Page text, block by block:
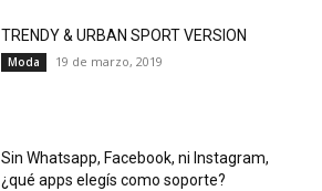
TRENDY & URBAN SPORT VERSION
Moda 19 de marzo, 2019
Sin Whatsapp, Facebook, ni Instagram,
¿qué apps elegís como soporte?